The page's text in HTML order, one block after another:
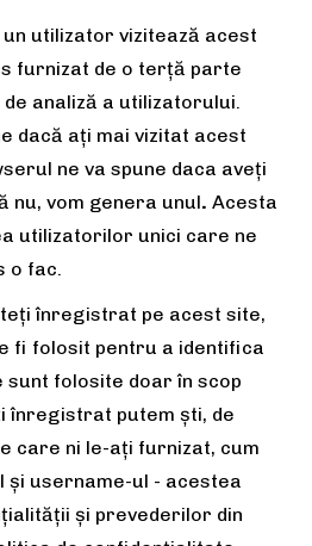
utilizator vizitează acest
furnizat de o terță parte
analiză a utilizatorului.
dacă ați mai vizitat acest
ne va spune daca aveți
nu, vom genera unul. Acesta
utilizatorilor unici care ne
o fac.
înregistrat pe acest site,
fi folosit pentru a identifica
sunt folosite doar în scop
înregistrat putem ști, de
care ni le-ați furnizat, cum
și username-ul - acestea
și prevederilor din